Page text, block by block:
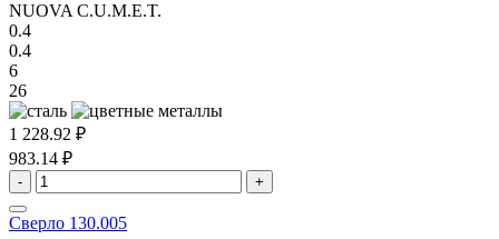
NUOVA C.U.M.E.T.
0.4
0.4
6
26
1 228.92 ₽
983.14 ₽
- +
Сверло 130.005